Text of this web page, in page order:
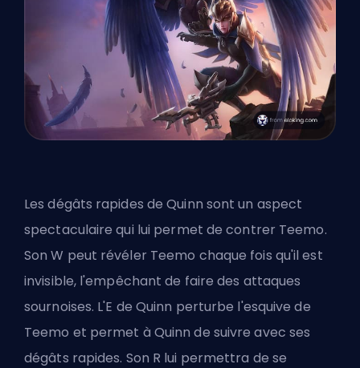
Les dégâts rapides de Quinn sont un aspect
spectaculaire qui lui permet de contrer Teemo.
Son W peut révéler Teemo chaque fois qu'il est
invisible, l'empêchant de faire des attaques
sournoises. L'E de Quinn perturbe l'esquive de
Teemo et permet à Quinn de suivre avec ses
dégâts rapides. Son R lui permettra de se